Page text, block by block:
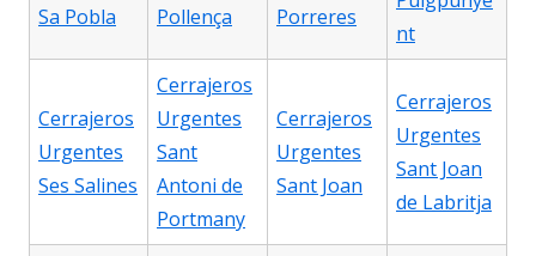
Sa Pobla
Pollença
Porreres
nt
Cerrajeros
Urgentes
Ses Salines
Cerrajeros
Urgentes
Sant
Antoni de
Portmany
Cerrajeros
Urgentes
Sant Joan
Cerrajeros
Urgentes
Sant Joan
de Labritja